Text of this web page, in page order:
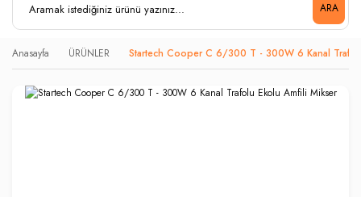
ARA
Anasayfa ÜRÜNLER Startech Cooper C 6/300 T - 300W 6 Kanal